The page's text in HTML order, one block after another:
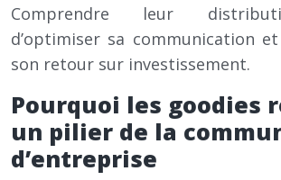
Comprendre leur
d’optimiser sa communication
son retour sur investissement.
Pourquoi les goodies
un pilier de la
d’entreprise